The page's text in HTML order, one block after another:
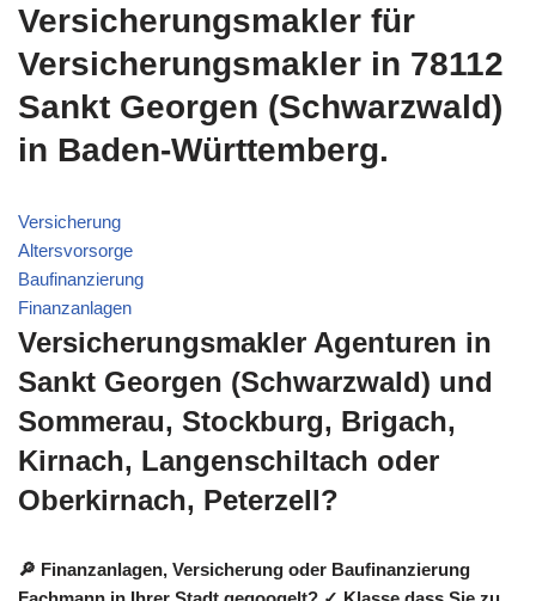
Versicherungsmakler für
Versicherungsmakler in 78112
Sankt Georgen (Schwarzwald)
in Baden-Württemberg.
Versicherung
Altersvorsorge
Baufinanzierung
Finanzanlagen
Versicherungsmakler Agenturen in
Sankt Georgen (Schwarzwald) und
Sommerau, Stockburg, Brigach,
Kirnach, Langenschiltach oder
Oberkirnach, Peterzell?
🔎 Finanzanlagen, Versicherung oder Baufinanzierung